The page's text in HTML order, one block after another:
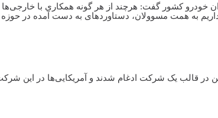
خودرو کشور گفت: هرچند از هر گونه همکاری با
به همت مسوولان، دستاوردهای به دست آمده در حوزه
در قالب یک شرکت ادغام شدند و آمریکایی‌ها در این